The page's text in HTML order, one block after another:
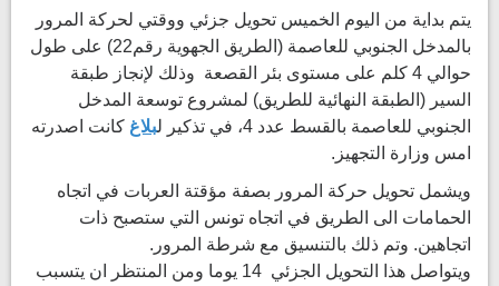
يتم بداية من اليوم الخميس تحويل جزئي ووقتي لحركة المرور
بالمدخل الجنوبي للعاصمة (الطريق الجهوية رقم22) على طول
حوالي 4 كلم على مستوى بئر القصعة وذلك لإنجاز طبقة
السير (الطبقة النهائية للطريق) لمشروع توسعة المدخل
الجنوبي للعاصمة بالقسط عدد 4، في تذكير ل
بلاغ كانت اصدرته
امس وزارة التجهيز.
ويشمل تحويل حركة المرور بصفة مؤقتة العربات في اتجاه
الحمامات الى الطريق في اتجاه تونس التي ستصبح ذات
اتجاهين. وتم ذلك بالتنسيق مع شرطة المرور.
ويتواصل هذا التحويل الجزئي 14 يوما ومن المنتظر ان يتسبب